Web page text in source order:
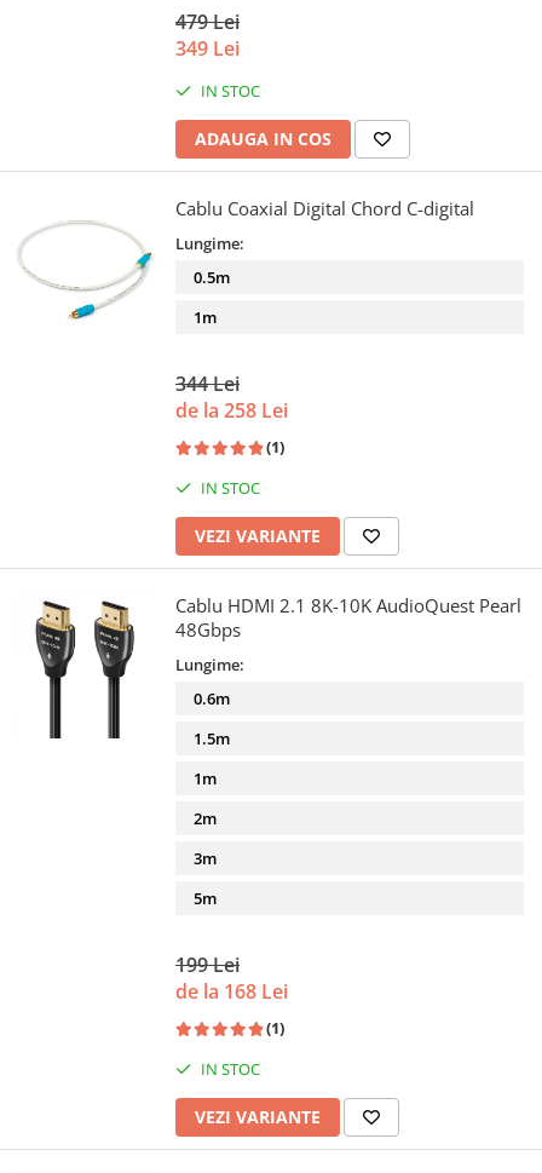
479 Lei
349 Lei
IN STOC
ADAUGA IN COS
Cablu Coaxial Digital Chord C-digital
Lungime:
0.5m
1m
344 Lei
de la 258 Lei
(1)
IN STOC
VEZI VARIANTE
Cablu HDMI 2.1 8K-10K AudioQuest Pearl
48Gbps
Lungime:
0.6m
1.5m
1m
2m
3m
5m
199 Lei
de la 168 Lei
(1)
IN STOC
VEZI VARIANTE